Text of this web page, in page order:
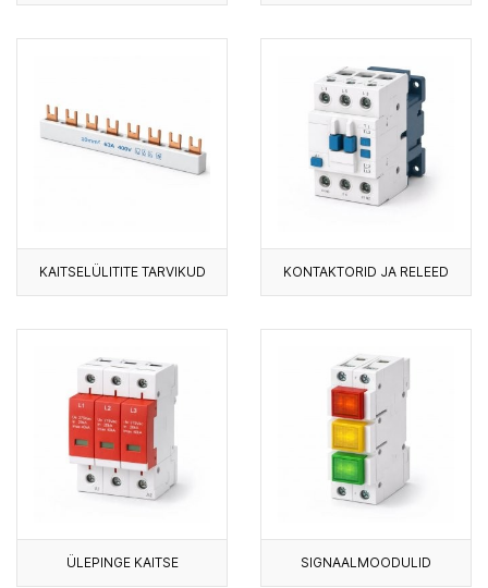
KAITSELÜLITITE TARVIKUD KONTAKTORID JA RELEED
ÜLEPINGE KAITSE SIGNAALMOODULID